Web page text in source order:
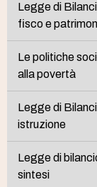
Legge di
fisco e
Le politiche
alla povertà
Legge di
istruzione
Legge di
sintesi